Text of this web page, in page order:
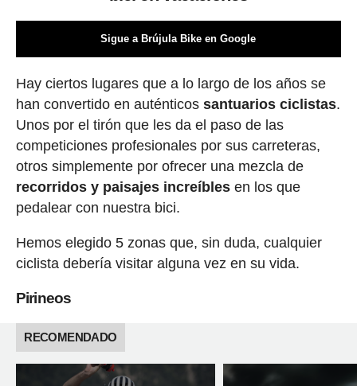
Sigue a Brújula Bike en Google
Hay ciertos lugares que a lo largo de los años se
han convertido en auténticos santuarios ciclistas.
Unos por el tirón que les da el paso de las
competiciones profesionales por sus carreteras,
otros simplemente por ofrecer una mezcla de
recorridos y paisajes increíblesen los que
pedalear con nuestra bici.
Hemos elegido 5 zonas que, sin duda, cualquier
ciclista debería visitar alguna vez en su vida.
Pirineos
RECOMENDADO